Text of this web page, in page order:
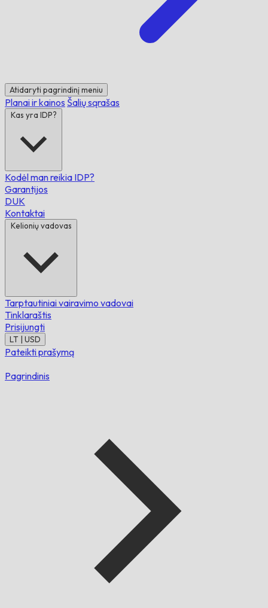
Atidaryti pagrindinį meniu
Planai ir kainos Šalių sąrašas
Kas yra IDP?
Kodėl man reikia IDP?
Garantijos
DUK
Kontaktai
Kelionių vadovas
Tarptautiniai vairavimo vadovai
Tinklaraštis
Prisijungti
LT | USD
Pateikti prašymą
Pagrindinis